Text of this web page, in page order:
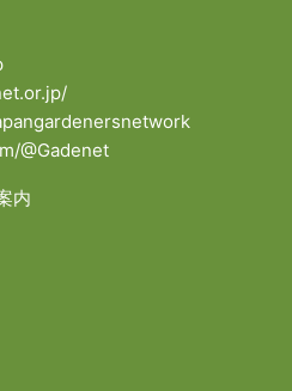
@Gadenet
内